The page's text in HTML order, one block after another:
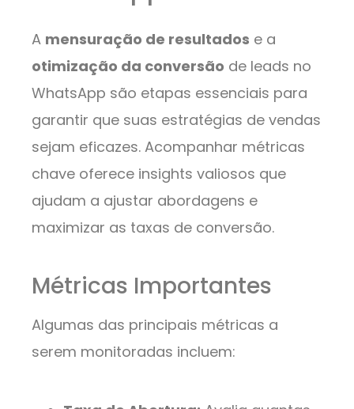
A mensuração de resultados e a
otimização da conversão de leads no
WhatsApp são etapas essenciais para
garantir que suas estratégias de vendas
sejam eficazes. Acompanhar métricas
chave oferece insights valiosos que
ajudam a ajustar abordagens e
maximizar as taxas de conversão.
Métricas Importantes
Algumas das principais métricas a
serem monitoradas incluem: